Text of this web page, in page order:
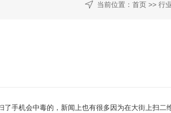
当前位置： 首页 >> 行
手机会中毒的，新闻上也有很多因为在大街上扫二